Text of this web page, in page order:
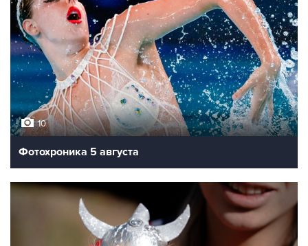
10
Фотохроника 5 августа